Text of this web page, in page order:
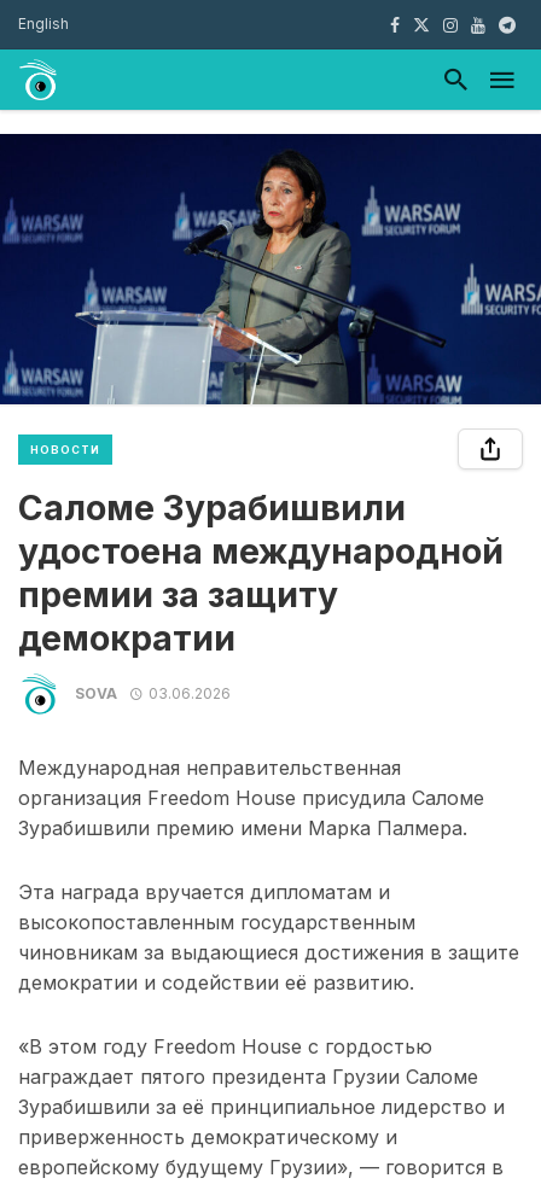
English
НОВОСТИ
Саломе Зурабишвили
удостоена международной
премии за защиту
демократии
SOVA 03.06.2026
Международная неправительственная
организация Freedom House присудила Саломе
Зурабишвили премию имени Марка Палмера.
Эта награда вручается дипломатам и
высокопоставленным государственным
чиновникам за выдающиеся достижения в защите
демократии и содействии её развитию.
«В этом году Freedom House с гордостью
награждает пятого президента Грузии Саломе
Зурабишвили за её принципиальное лидерство и
приверженность демократическому и
европейскому будущему Грузии», — говорится в